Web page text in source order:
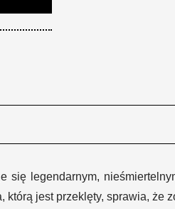
się legendarnym,
którą jest przeklęty, sprawia,